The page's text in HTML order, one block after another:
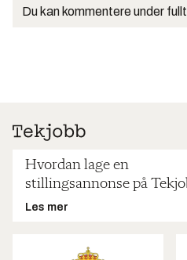
Du kan kommentere under
Hvordan lage en
stillingsannonse på
Les mer